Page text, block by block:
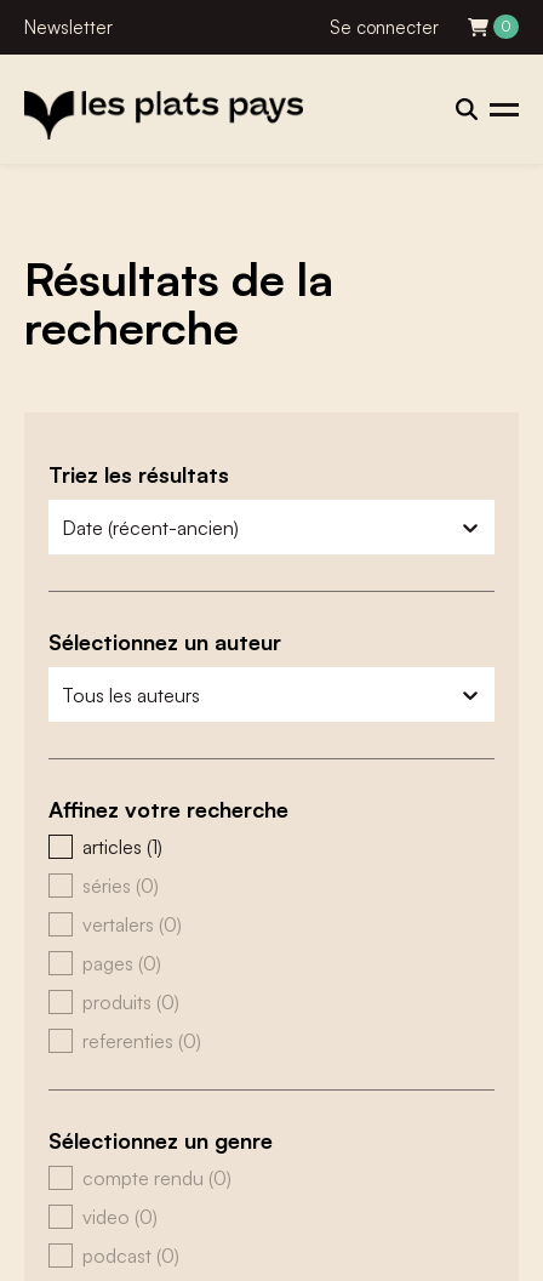
Newsletter Se connecter 0
Résultats de la
recherche
Triez les résultats
zoeken - sorteer
trier le contenu
Sélectionnez un auteur
zoeken - auteurs
sélectionnez le contenu
Affinez votre recherche
zoeken - type
articles (1)
séries (0)
vertalers (0)
pages (0)
produits (0)
referenties (0)
Sélectionnez un genre
zoeken - genre
compte rendu (0)
video (0)
podcast (0)